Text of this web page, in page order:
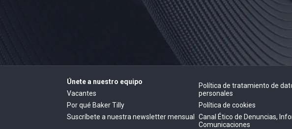
Únete a nuestro equipo
Vacantes
Por qué Baker Tilly
Suscríbete a nuestra newsletter mensual
Política de tratamiento de
personales
Política de cookies
Canal Ético de Denuncias,
Comunicaciones